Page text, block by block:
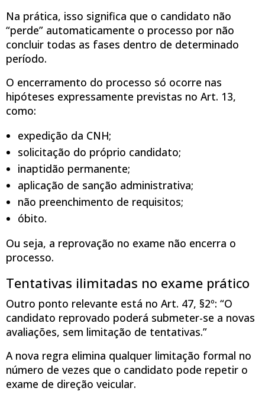
Na prática, isso significa que o candidato não
“perde” automaticamente o processo por não
concluir todas as fases dentro de determinado
período.
O encerramento do processo só ocorre nas
hipóteses expressamente previstas no Art. 13,
como:
expedição da CNH;
solicitação do próprio candidato;
inaptidão permanente;
aplicação de sanção administrativa;
não preenchimento de requisitos;
óbito.
Ou seja, a reprovação no exame não encerra o
processo.
Tentativas ilimitadas no exame prático
Outro ponto relevante está no Art. 47, §2º: “O
candidato reprovado poderá submeter-se a novas
avaliações, sem limitação de tentativas.”
A nova regra elimina qualquer limitação formal no
número de vezes que o candidato pode repetir o
exame de direção veicular.